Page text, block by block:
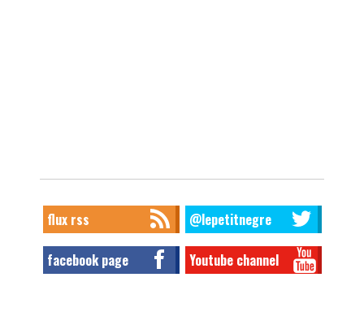
flux rss @lepetitnegre
facebook page Youtube channel